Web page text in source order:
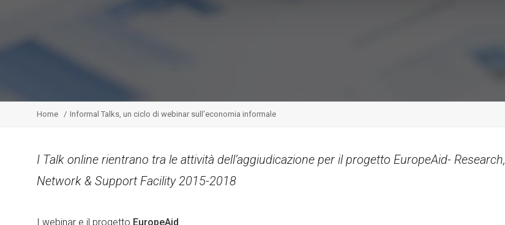
Home Informal Talks, un ciclo di webinar sull’economia informale
I Talk online rientrano tra le attività dell’aggiudicazione per il progetto EuropeAid- Research,
Network & Support Facility 2015-2018
I webinar e il progetto EuropeAid